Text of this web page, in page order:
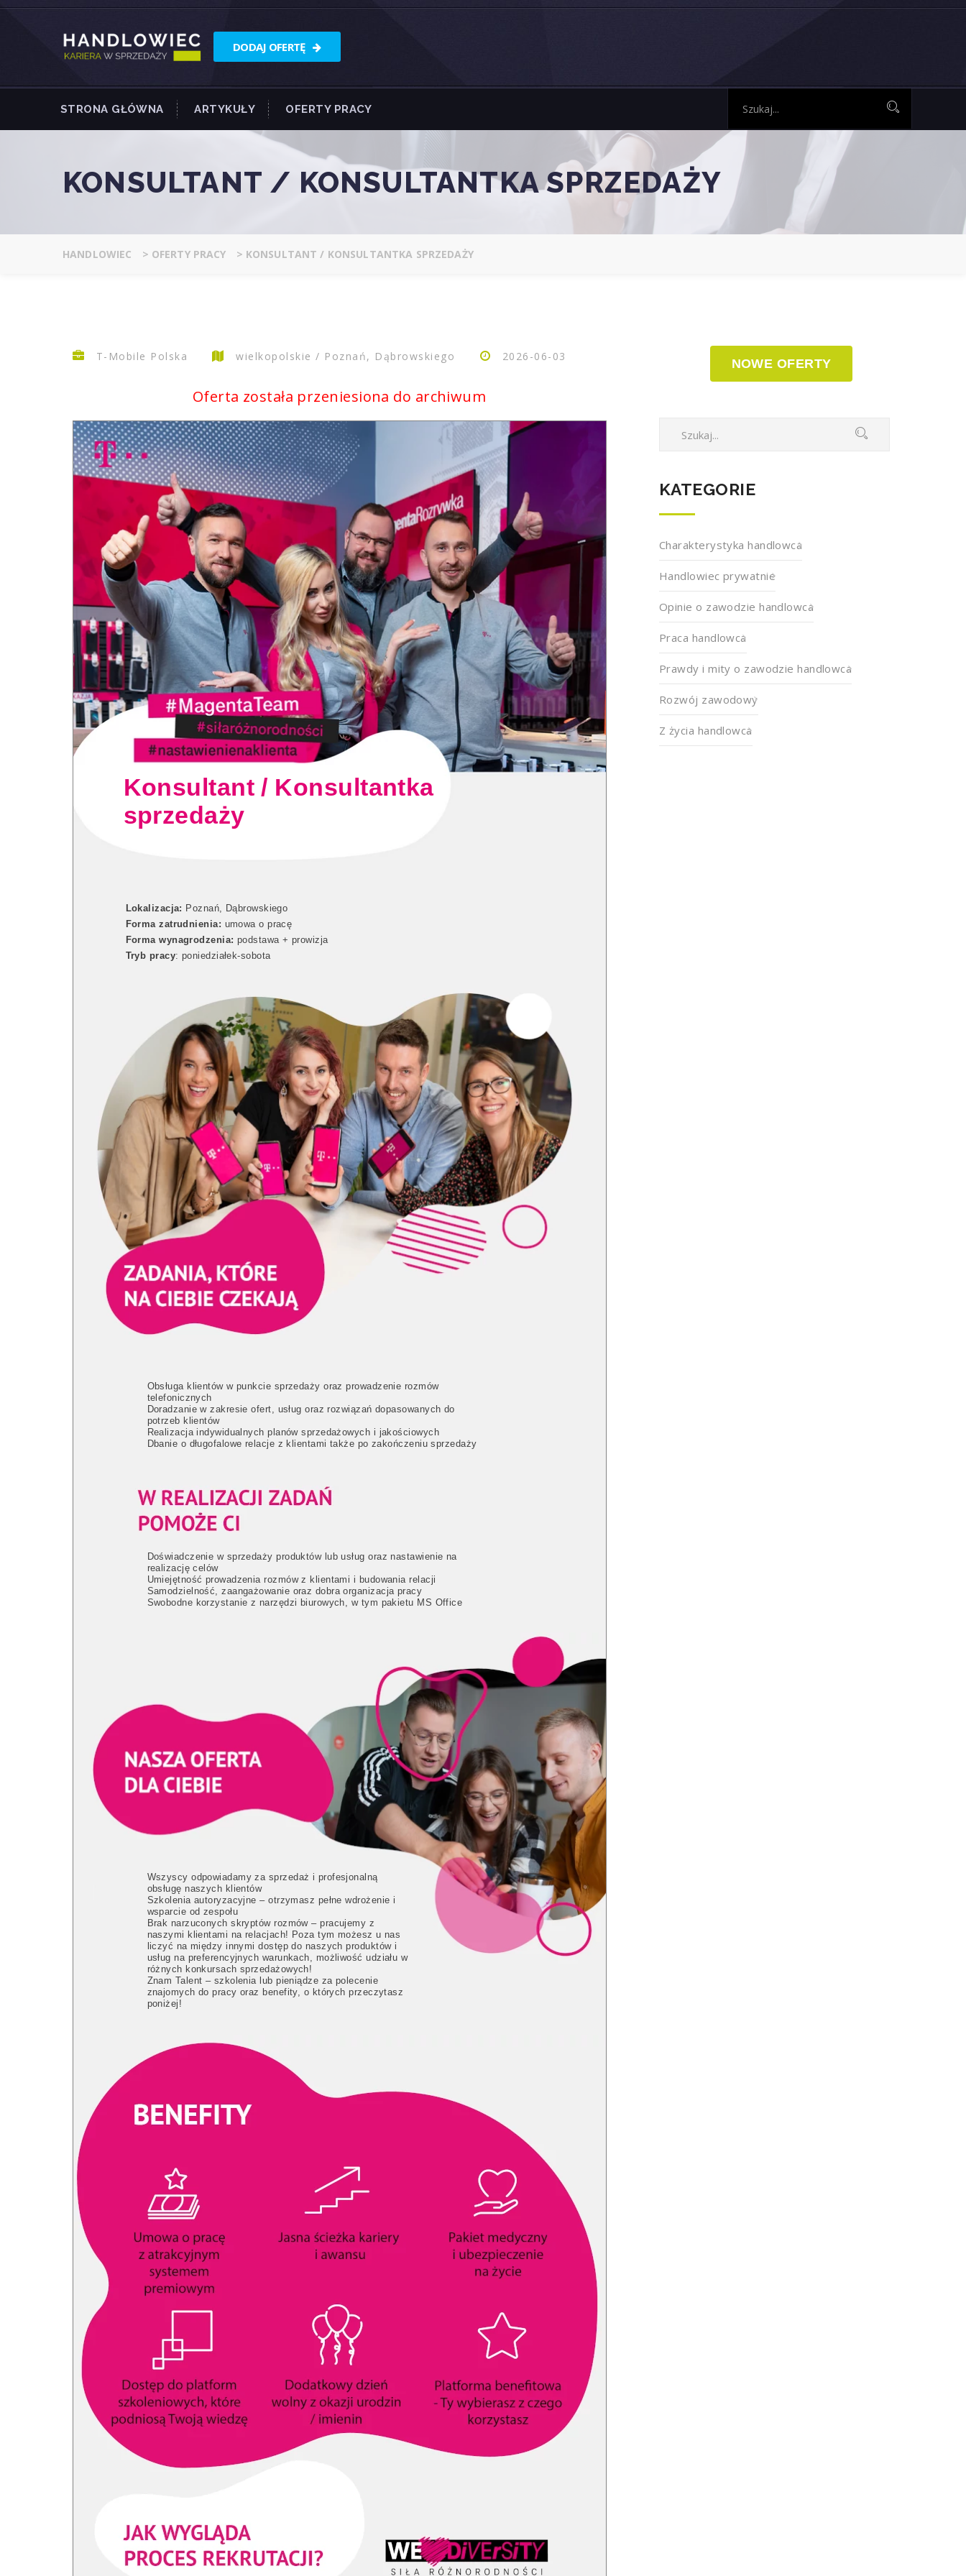
DODAJ OFERTĘ
STRONA GŁÓWNA ARTYKUŁY OFERTY PRACY
KONSULTANT / KONSULTANTKA SPRZEDAŻY
HANDLOWIEC > OFERTY PRACY > KONSULTANT / KONSULTANTKA SPRZEDAŻY
T-Mobile Polska wielkopolskie / Poznań, Dąbrowskiego 2026-06-03
Oferta została przeniesiona do archiwum
Konsultant / Konsultantka
sprzedaży
Lokalizacja: Poznań, Dąbrowskiego
Forma zatrudnienia: umowa o pracę
Forma wynagrodzenia: podstawa + prowizja
Tryb pracy: poniedziałek-sobota
Obsługa klientów w punkcie sprzedaży oraz prowadzenie rozmów
telefonicznych
Doradzanie w zakresie ofert, usług oraz rozwiązań dopasowanych do
potrzeb klientów
Realizacja indywidualnych planów sprzedażowych i jakościowych
Dbanie o długofalowe relacje z klientami także po zakończeniu sprzedaży
Doświadczenie w sprzedaży produktów lub usług oraz nastawienie na
realizację celów
Umiejętność prowadzenia rozmów z klientami i budowania relacji
Samodzielność, zaangażowanie oraz dobra organizacja pracy
Swobodne korzystanie z narzędzi biurowych, w tym pakietu MS Office
Wszyscy odpowiadamy za sprzedaż i profesjonalną
obsługę naszych klientów
Szkolenia autoryzacyjne – otrzymasz pełne wdrożenie i
wsparcie od zespołu
Brak narzuconych skryptów rozmów – pracujemy z
naszymi klientami na relacjach! Poza tym możesz u nas
liczyć na między innymi dostęp do naszych produktów i
usług na preferencyjnych warunkach, możliwość udziału w
różnych konkursach sprzedażowych!
Znam Talent – szkolenia lub pieniądze za polecenie
znajomych do pracy oraz benefity, o których przeczytasz
poniżej!
NOWE OFERTY
KATEGORIE
Charakterystyka handlowca
Handlowiec prywatnie
Opinie o zawodzie handlowca
Praca handlowca
Prawdy i mity o zawodzie handlowca
Rozwój zawodowy
Z życia handlowca